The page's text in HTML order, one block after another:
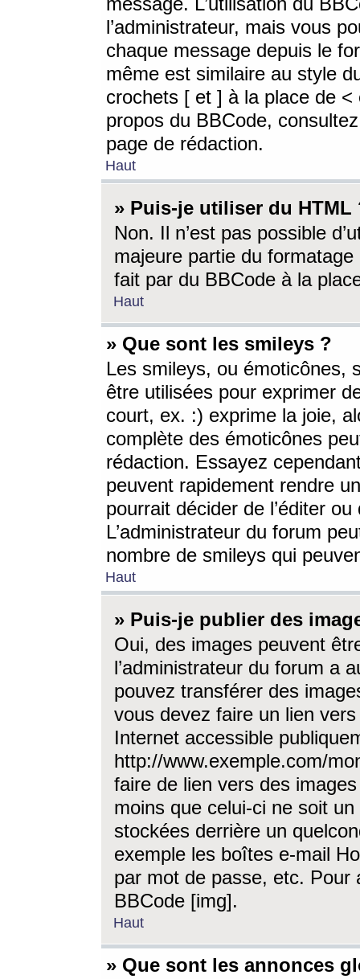
l’administrateur, mais vous
chaque message depuis le
même est similaire au style
crochets [ et ] à la place de <
propos du BBCode,
page de rédaction.
Haut
» Puis-je utiliser du HTML
Non. Il n’est pas possible
majeure partie du
fait par du BBCode à la
Haut
» Que sont les smileys ?
Les smileys, ou émoticônes,
être utilisées pour exprimer
court, ex. :) exprime la joie,
complète des émoticônes
rédaction. Essayez
peuvent rapidement rendre
pourrait décider de l’éditer
L’administrateur du forum
nombre de smileys qui
Haut
» Puis-je publier des
Oui, des images peuvent
l’administrateur du forum a
pouvez transférer des
vous devez faire un lien
Internet accessible
http://www.exemple.com/
faire de lien vers des
moins que celui-ci ne soit
stockées derrière un
exemple les boîtes e-mail
par mot de passe, etc. Pour
BBCode [img].
Haut
» Que sont les annonces